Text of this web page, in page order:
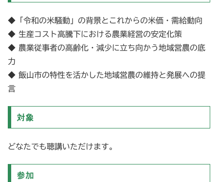
◆「令和の米騒動」の背景とこれからの米価・需給動向
◆ 生産コスト高騰下における農業経営の安定化策
◆ 農業従事者の高齢化・減少に立ち向かう地域営農の底
力
◆ 飯山市の特性を活かした地域営農の維持と発展への提
言
対象
どなたでも聴講いただけます。
参加